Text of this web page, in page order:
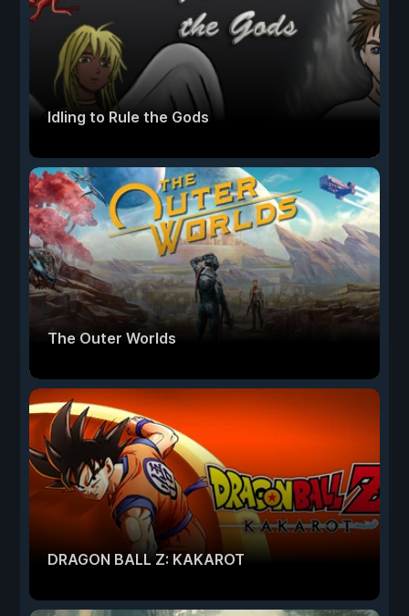
Idling to Rule the Gods
The Outer Worlds
DRAGON BALL Z: KAKAROT